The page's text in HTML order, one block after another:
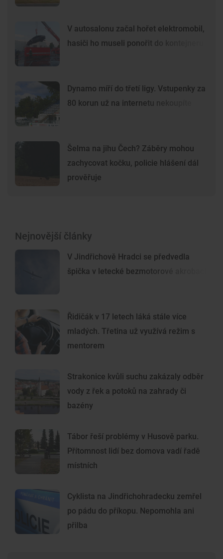
V autosalonu začal hořet elektromobil,
hasiči ho museli ponořit do kontejneru
Dynamo míří do třetí ligy. Vstupenky za
80 korun už na internetu nekoupíte
Šelma na jihu Čech? Záběry mohou
zachycovat kočku, policie hlášení dál
prověřuje
Nejnovější články
V Jindřichově Hradci se předvedla
špička v letecké bezmotorové akrobacii
Řidičák v 17 letech láká stále více
mladých. Třetina už využívá režim s
mentorem
Strakonice kvůli suchu zakázaly odběr
vody z řek a potoků na zahrady či
bazény
Tábor řeší problémy v Husově parku.
Přítomnost lidí bez domova vadí řadě
místních
Cyklista na Jindřichohradecku zemřel
po pádu do příkopu. Nepomohla ani
přilba